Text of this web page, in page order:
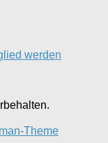
werden
Theme